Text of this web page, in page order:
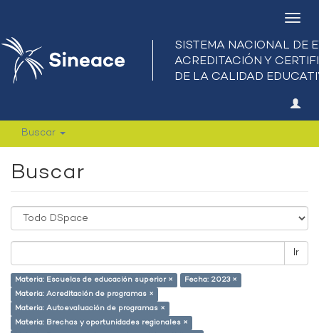
Buscar
Buscar
Ir
Materia: Escuelas de educación superior ×
Fecha: 2023 ×
Materia: Acreditación de programas ×
Materia: Autoevaluación de programas ×
Materia: Brechas y oportunidades regionales ×